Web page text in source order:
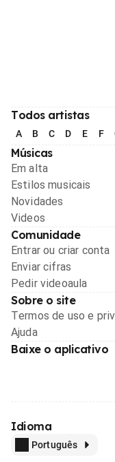
Todos artistas
A B C D E F
Músicas
Em alta
Estilos musicais
Novidades
Videos
Comunidade
Entrar ou criar conta
Enviar cifras
Pedir videoaula
Sobre o site
Termos de uso e
Ajuda
Baixe o aplicativo
Idioma
Português